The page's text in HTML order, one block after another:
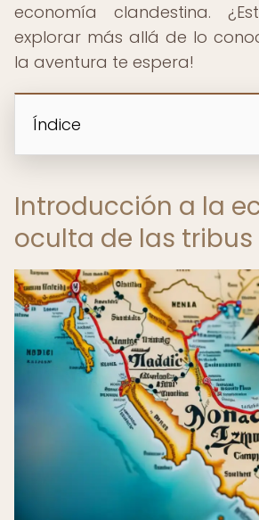
economía clandestina.
explorar más allá de lo
la aventura te espera!
Índice
Introducción a la
oculta de las